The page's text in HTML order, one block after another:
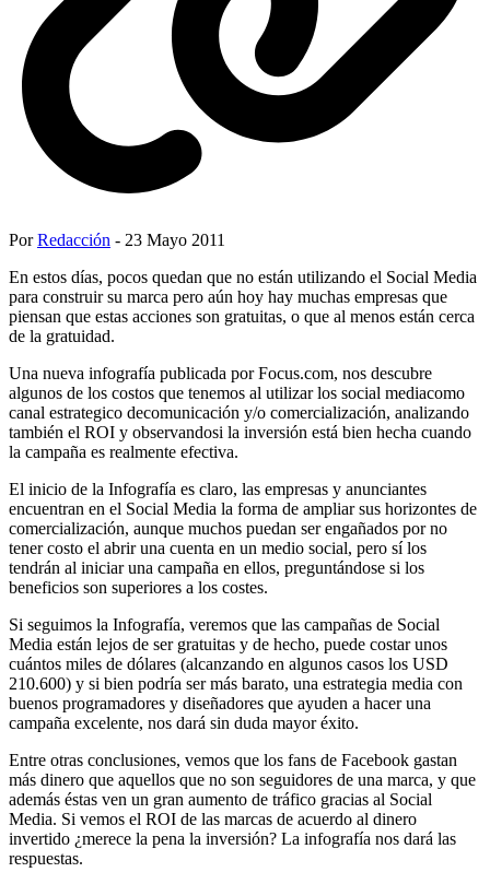
PorRedacción - 23 Mayo 2011
En estos días, pocos quedan que no están utilizando el Social Media
para construir su marca pero aún hoy hay muchas empresas que
piensan que estas acciones son gratuitas, o que al menos están cerca
de la gratuidad.
Una nueva infografía publicada por Focus.com, nos descubre
algunos de los costos que tenemos al utilizar los social mediacomo
canal estrategico decomunicación y/o comercialización, analizando
también el ROI y observandosi la inversión está bien hecha cuando
la campaña es realmente efectiva.
El inicio de la Infografía es claro, las empresas y anunciantes
encuentran en el Social Media la forma de ampliar sus horizontes de
comercialización, aunque muchos puedan ser engañados por no
tener costo el abrir una cuenta en un medio social, pero sí los
tendrán al iniciar una campaña en ellos, preguntándose si los
beneficios son superiores a los costes.
Si seguimos la Infografía, veremos que las campañas de Social
Media están lejos de ser gratuitas y de hecho, puede costar unos
cuántos miles de dólares (alcanzando en algunos casos los USD
210.600) y si bien podría ser más barato, una estrategia media con
buenos programadores y diseñadores que ayuden a hacer una
campaña excelente, nos dará sin duda mayor éxito.
Entre otras conclusiones, vemos que los fans de Facebook gastan
más dinero que aquellos que no son seguidores de una marca, y que
además éstas ven un gran aumento de tráfico gracias al Social
Media. Si vemos el ROI de las marcas de acuerdo al dinero
invertido ¿merece la pena la inversión? La infografía nos dará las
respuestas.